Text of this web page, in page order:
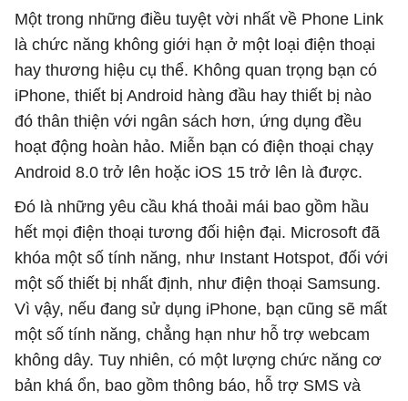
Một trong những điều tuyệt vời nhất về Phone Link
là chức năng không giới hạn ở một loại điện thoại
hay thương hiệu cụ thể. Không quan trọng bạn có
iPhone, thiết bị Android hàng đầu hay thiết bị nào
đó thân thiện với ngân sách hơn, ứng dụng đều
hoạt động hoàn hảo. Miễn bạn có điện thoại chạy
Android 8.0 trở lên hoặc iOS 15 trở lên là được.
Đó là những yêu cầu khá thoải mái bao gồm hầu
hết mọi điện thoại tương đối hiện đại. Microsoft đã
khóa một số tính năng, như Instant Hotspot, đối với
một số thiết bị nhất định, như điện thoại Samsung.
Vì vậy, nếu đang sử dụng iPhone, bạn cũng sẽ mất
một số tính năng, chẳng hạn như hỗ trợ webcam
không dây. Tuy nhiên, có một lượng chức năng cơ
bản khá ổn, bao gồm thông báo, hỗ trợ SMS và